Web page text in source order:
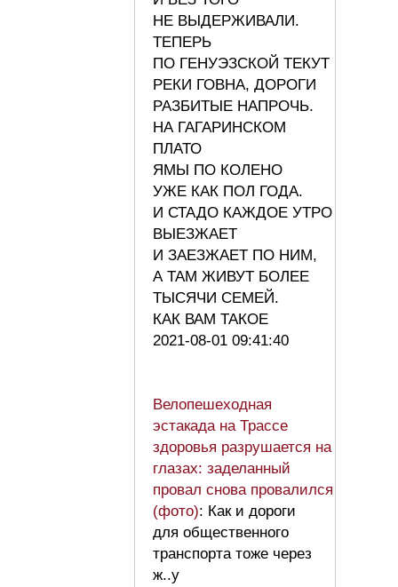
НЕ ВЫДЕРЖИВАЛИ.
ТЕПЕРЬ
ПО ГЕНУЭЗСКОЙ ТЕКУТ
РЕКИ ГОВНА, ДОРОГИ
РАЗБИТЫЕ НАПРОЧЬ.
НА ГАГАРИНСКОМ
ПЛАТО
ЯМЫ ПО КОЛЕНО
УЖЕ КАК ПОЛ ГОДА.
И СТАДО КАЖДОЕ УТРО
ВЫЕЗЖАЕТ
И ЗАЕЗЖАЕТ ПО НИМ,
А ТАМ ЖИВУТ БОЛЕЕ
ТЫСЯЧИ СЕМЕЙ.
КАК ВАМ ТАКОЕ
2021-08-01 09:41:40
Велопешеходная
эстакада на Трассе
здоровья разрушается на
глазах: заделанный
провал снова провалился
(фото): Как и дороги
для общественного
транспорта тоже через
ж..у